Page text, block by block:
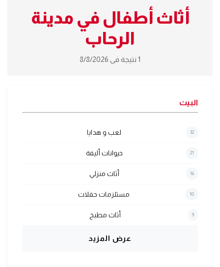
أثاث أطفال في مدينة
الرحاب
البيت
لعب و هدايا 32
حيوانات أليفة 21
أثاث منزلي 16
مستلزمات حفلات 10
أثاث مطبخ
عرض المزيد